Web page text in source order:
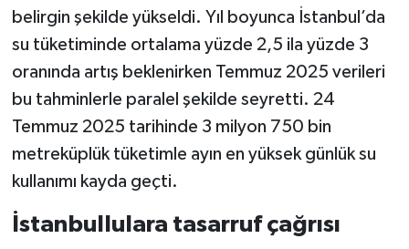
belirgin şekilde yükseldi. Yıl boyunca İstanbul’da
su tüketiminde ortalama yüzde 2,5 ila yüzde 3
oranında artış beklenirken Temmuz 2025 verileri
bu tahminlerle paralel şekilde seyretti. 24
Temmuz 2025 tarihinde 3 milyon 750 bin
metreküplük tüketimle ayın en yüksek günlük su
kullanımı kayda geçti.
İstanbullulara tasarruf çağrısı